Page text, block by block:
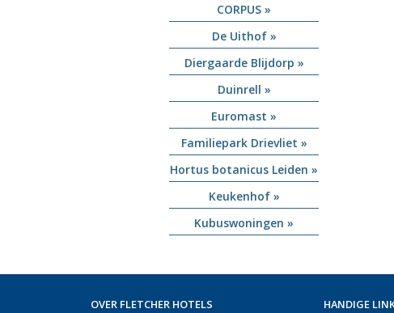
CORPUS »
De Uithof »
Diergaarde Blijdorp »
Duinrell »
Euromast »
Familiepark Drievliet »
Hortus botanicus Leiden »
Keukenhof »
Kubuswoningen »
OVER FLETCHER HOTELS
HANDIGE